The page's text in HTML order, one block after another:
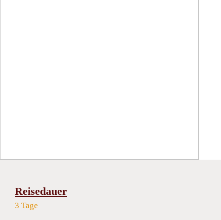
Reisedauer
3 Tage